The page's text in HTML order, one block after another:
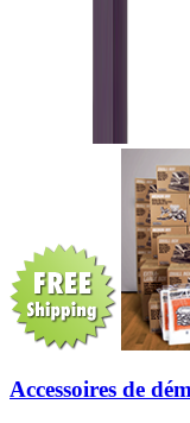
Accessoires de